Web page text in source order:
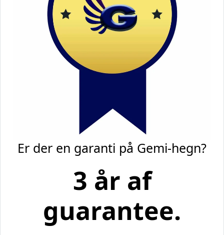
Er der en garanti på Gemi-hegn?
3 år af
guarantee.